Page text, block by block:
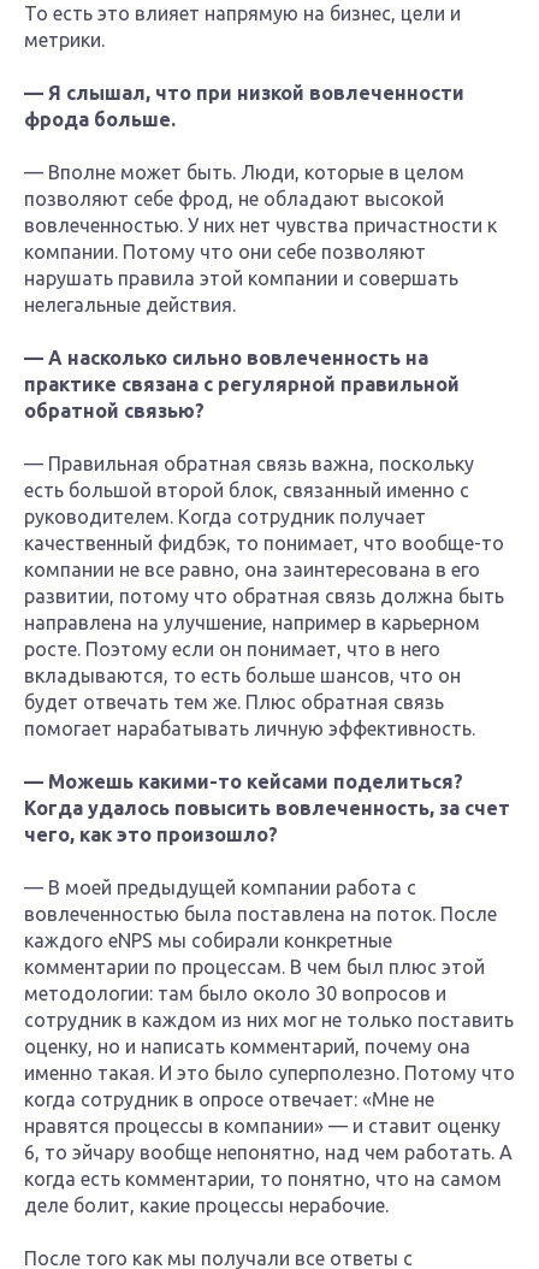
То есть это влияет напрямую на бизнес, цели и
метрики.
— Я слышал, что при низкой вовлеченности
фрода больше.
— Вполне может быть. Люди, которые в целом
позволяют себе фрод, не обладают высокой
вовлеченностью. У них нет чувства причастности к
компании. Потому что они себе позволяют
нарушать правила этой компании и совершать
нелегальные действия.
— А насколько сильно вовлеченность на
практике связана с регулярной правильной
обратной связью?
— Правильная обратная связь важна, поскольку
есть большой второй блок, связанный именно с
руководителем. Когда сотрудник получает
качественный фидбэк, то понимает, что вообще-то
компании не все равно, она заинтересована в его
развитии, потому что обратная связь должна быть
направлена на улучшение, например в карьерном
росте. Поэтому если он понимает, что в него
вкладываются, то есть больше шансов, что он
будет отвечать тем же. Плюс обратная связь
помогает нарабатывать личную эффективность.
— Можешь какими-то кейсами поделиться?
Когда удалось повысить вовлеченность, за счет
чего, как это произошло?
— В моей предыдущей компании работа с
вовлеченностью была поставлена на поток. После
каждого eNPS мы собирали конкретные
комментарии по процессам. В чем был плюс этой
методологии: там было около 30 вопросов и
сотрудник в каждом из них мог не только поставить
оценку, но и написать комментарий, почему она
именно такая. И это было суперполезно. Потому что
когда сотрудник в опросе отвечает: «Мне не
нравятся процессы в компании» — и ставит оценку
6, то эйчару вообще непонятно, над чем работать. А
когда есть комментарии, то понятно, что на самом
деле болит, какие процессы нерабочие.
После того как мы получали все ответы с